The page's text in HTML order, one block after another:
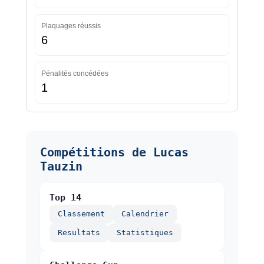
Plaquages réussis
6
Pénalités concédées
1
Compétitions de Lucas
Tauzin
Top 14
Classement Calendrier
Resultats Statistiques